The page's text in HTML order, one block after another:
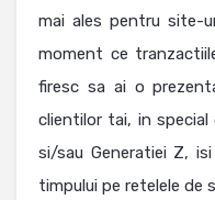
mai ales pentru site-
moment ce
firesc sa ai o
clientilor tai, in special
si/sau Generatiei Z,
timpului pe retelele de